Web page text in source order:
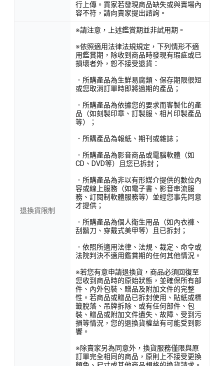
行上傳。買家若發現商品缺失或與賣場內
容不符，請向賣家提出諮詢。
退換貨限制
※請注意，上述鑑賞期並非試用期。
※依照適用法律法規規定，下列情形不適
用鑑賞期，除收到商品時發現有瑕疵或已
損壞者外，恕不接受退貨：
．所購產品為生鮮易腐類、保存期限很短
或您取消訂單時即將過期的產品；
．所購產品為依據您的要求而客製化的產
品（如刻製印章、訂製服、相片印製產品
等）；
．所購產品為報紙、期刊或雜誌；
．所購產品為影音商品或電腦軟體（如
CD、DVD等）且您已拆封；
．所購產品為非以有形媒介提供的數位內
容或線上服務（如電子書、影音串流服
務、訂閱制軟體服務等）並經您事先同意
才提供；
．所購產品為個人衛生用品（如內衣褲、
刮鬍刀、穿戴式美甲等）且已拆封；
．依照所適用法律、法規、裁定、命令或
法院判決不適用鑑賞期的任何其他情況。
※若您有意申請退換貨，商品必須回復至
您收到商品時的原始狀態，並確保所有部
件、內外包裝、贈品及附加文件的完整
性。若商品或贈品已拆封使用、貼紙或標
籤脫落、吊牌拆除、或有任何部件、包
裝、贈品或附加文件遺失、故障、受到污
損等情況，您的退換貨權益有可能受到影
響。
※除賣家另為同意外，換貨服務僅限與原
訂單完全相同的商品，原則上不接受更換